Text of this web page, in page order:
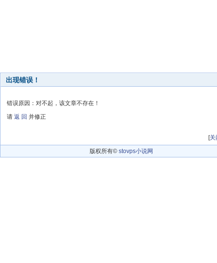
出现错误！
错误原因：对不起，该文章不存在！
请 返 回 并修正
[关
版权所有© stovps小说网